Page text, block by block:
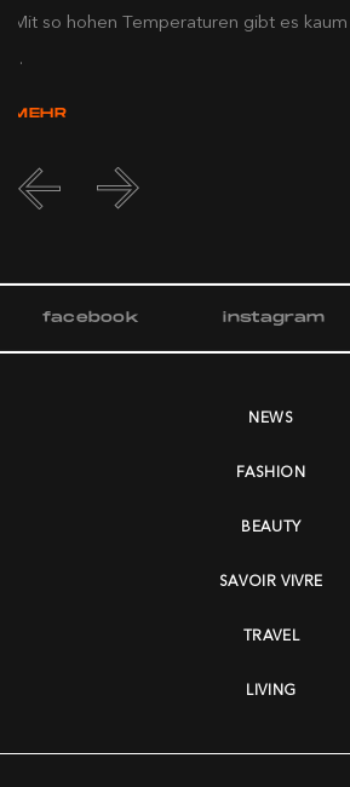
Mit so hohen Temperaturen gibt es
...
MEHR
facebook instagram
NEWS
FASHION
BEAUTY
SAVOIR VIVRE
TRAVEL
LIVING